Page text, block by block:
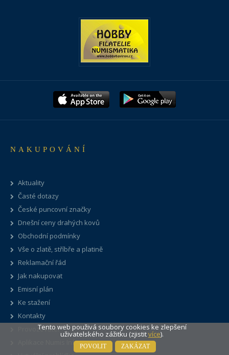
NAKUPOVÁNÍ
Aktuality
Časté dotazy
České puncovní značky
Dnešní ceny drahých kovů
Obchodní podmínky
Vše o zlatě, stříbře a platině
Reklamační řád
Jak nakupovat
Emisní plán
Ke stažení
Kontakty
Provozovatel
Aplikace Numis Info
Tento web použivá soubory cookies ke zlepšení
uživatelského zážitku (zjistitvíce).
POVOLIT ZAKÁZAT